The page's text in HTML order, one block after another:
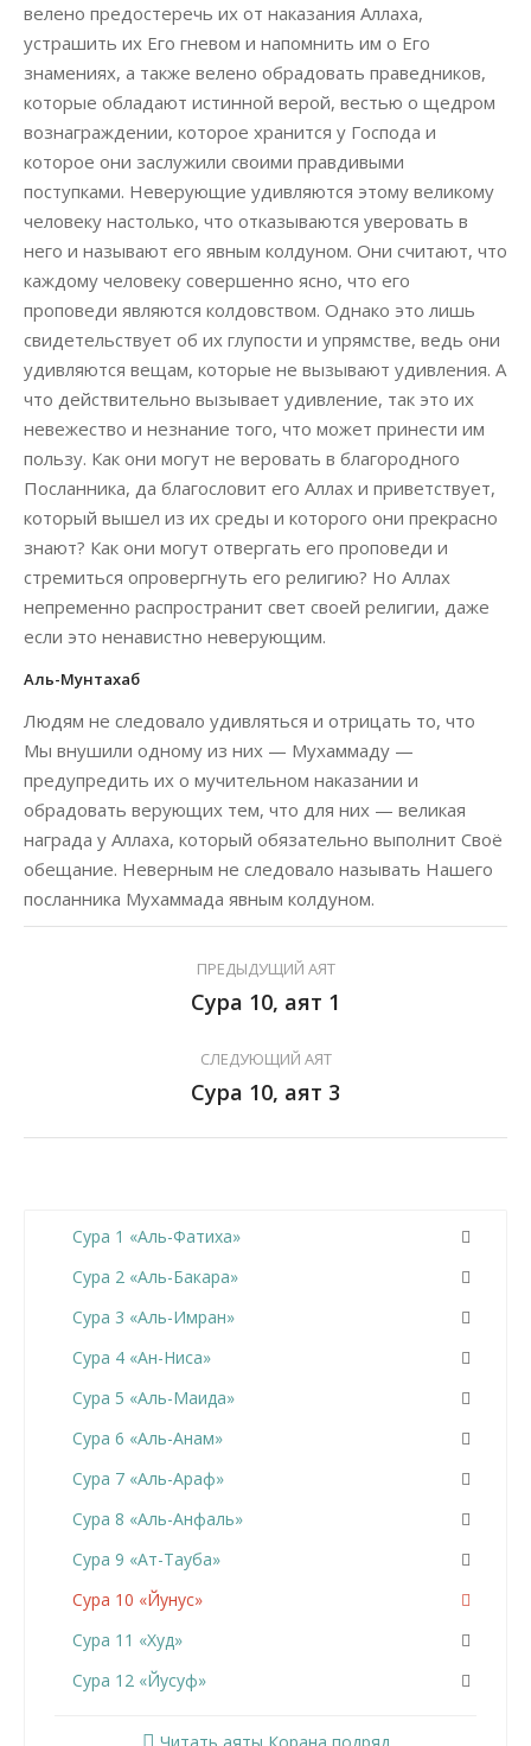
велено предостеречь их от наказания Аллаха,
устрашить их Его гневом и напомнить им о Его
знамениях, а также велено обрадовать праведников,
которые обладают истинной верой, вестью о щедром
вознаграждении, которое хранится у Господа и
которое они заслужили своими правдивыми
поступками. Неверующие удивляются этому великому
человеку настолько, что отказываются уверовать в
него и называют его явным колдуном. Они считают, что
каждому человеку совершенно ясно, что его
проповеди являются колдовством. Однако это лишь
свидетельствует об их глупости и упрямстве, ведь они
удивляются вещам, которые не вызывают удивления. А
что действительно вызывает удивление, так это их
невежество и незнание того, что может принести им
пользу. Как они могут не веровать в благородного
Посланника, да благословит его Аллах и приветствует,
который вышел из их среды и которого они прекрасно
знают? Как они могут отвергать его проповеди и
стремиться опровергнуть его религию? Но Аллах
непременно распространит свет своей религии, даже
если это ненавистно неверующим.
Аль-Мунтахаб
Людям не следовало удивляться и отрицать то, что
Мы внушили одному из них — Мухаммаду —
предупредить их о мучительном наказании и
обрадовать верующих тем, что для них — великая
награда у Аллаха, который обязательно выполнит Своё
обещание. Неверным не следовало называть Нашего
посланника Мухаммада явным колдуном.
ПРЕДЫДУЩИЙ АЯТ
Сура 10, аят 1
СЛЕДУЮЩИЙ АЯТ
Сура 10, аят 3
Сура 1 «Аль-Фатиха»
Сура 2 «Аль-Бакара»
Сура 3 «Аль-Имран»
Сура 4 «Ан-Ниса»
Сура 5 «Аль-Маида»
Сура 6 «Аль-Анам»
Сура 7 «Аль-Араф»
Сура 8 «Аль-Анфаль»
Сура 9 «Ат-Тауба»
Сура 10 «Йунус»
Сура 11 «Худ»
Сура 12 «Йусуф»